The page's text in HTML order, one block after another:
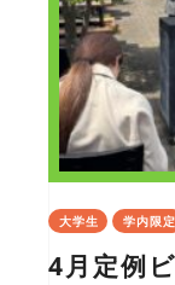
大学生 学内限定
4月定例